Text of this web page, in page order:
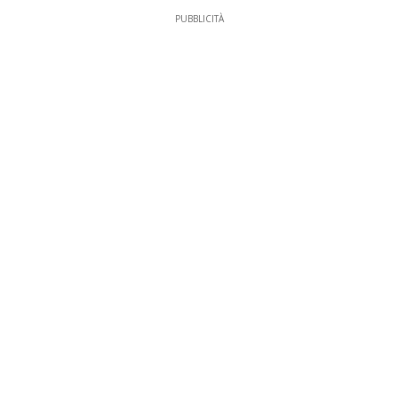
PUBBLICITÀ